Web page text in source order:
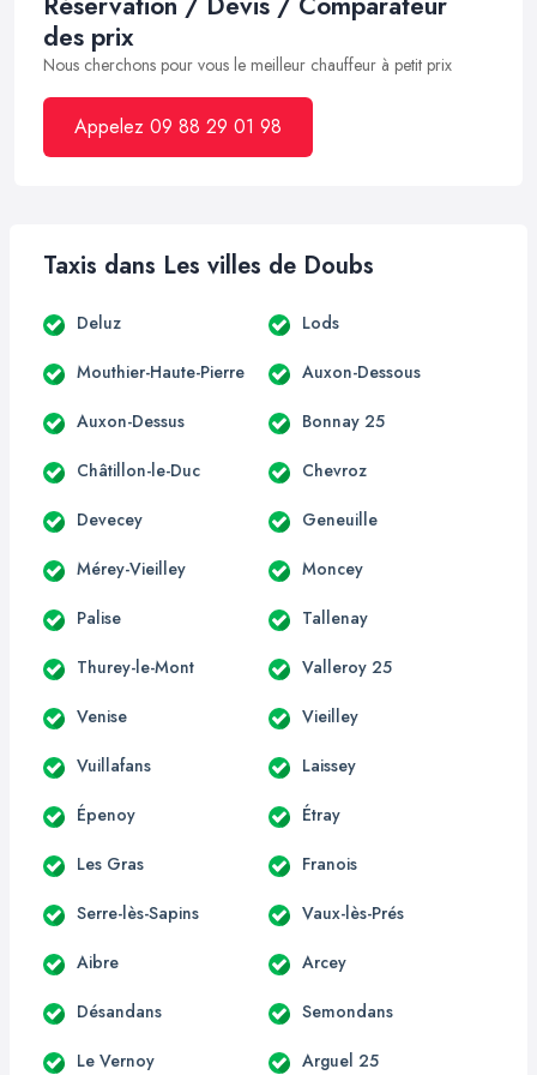
des prix
Nous cherchons pour vous le meilleur chauffeur à petit prix
Appelez 09 88 29 01 98
Taxis dans Les villes de Doubs
Deluz Lods
Mouthier-Haute-Pierre Auxon-Dessous
Auxon-Dessus Bonnay 25
Châtillon-le-Duc Chevroz
Devecey Geneuille
Mérey-Vieilley Moncey
Palise Tallenay
Thurey-le-Mont Valleroy 25
Venise Vieilley
Vuillafans Laissey
Épenoy Étray
Les Gras Franois
Serre-lès-Sapins Vaux-lès-Prés
Aibre Arcey
Désandans Semondans
Le Vernoy Arguel 25